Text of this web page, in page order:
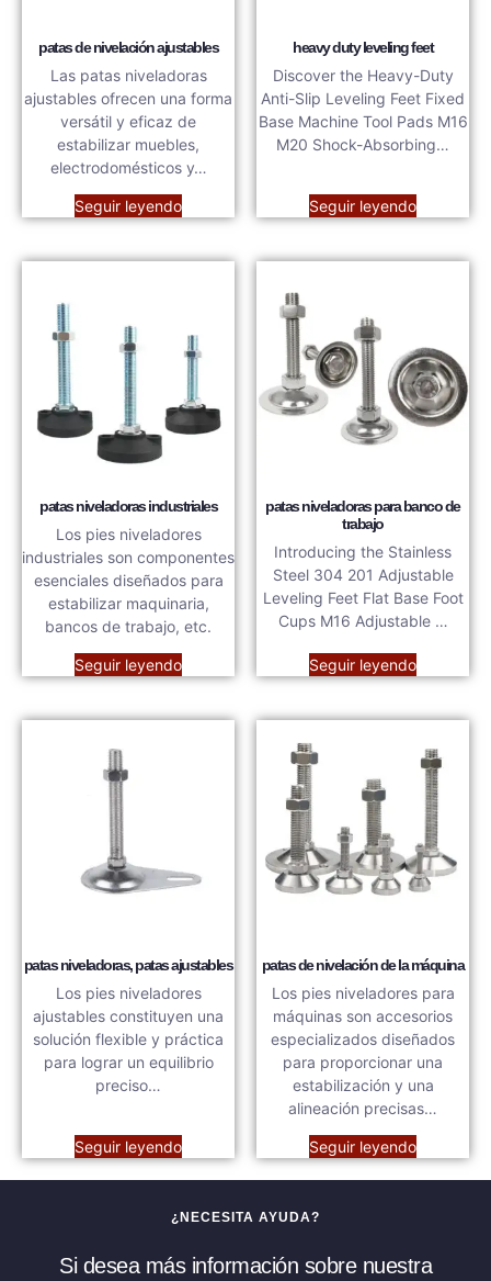
patas de nivelación ajustables
Las patas niveladoras
ajustables ofrecen una forma
versátil y eficaz de
estabilizar muebles,
electrodomésticos y…
Seguir leyendo
heavy duty leveling feet
Discover the Heavy-Duty
Anti-Slip Leveling Feet Fixed
Base Machine Tool Pads M16
M20 Shock-Absorbing…
Seguir leyendo
patas niveladoras industriales
Los pies niveladores
industriales son componentes
esenciales diseñados para
estabilizar maquinaria,
bancos de trabajo, etc.
Seguir leyendo
patas niveladoras para banco de
trabajo
Introducing the Stainless
Steel 304 201 Adjustable
Leveling Feet Flat Base Foot
Cups M16 Adjustable …
Seguir leyendo
patas niveladoras, patas ajustables
Los pies niveladores
ajustables constituyen una
solución flexible y práctica
para lograr un equilibrio
preciso…
Seguir leyendo
patas de nivelación de la máquina
Los pies niveladores para
máquinas son accesorios
especializados diseñados
para proporcionar una
estabilización y una
alineación precisas…
Seguir leyendo
¿NECESITA AYUDA?
Si desea más información sobre nuestra